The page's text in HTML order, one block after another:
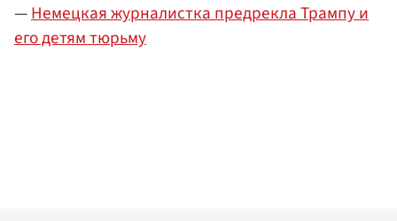
—Немецкая журналистка предрекла Трампу и
его детям тюрьму